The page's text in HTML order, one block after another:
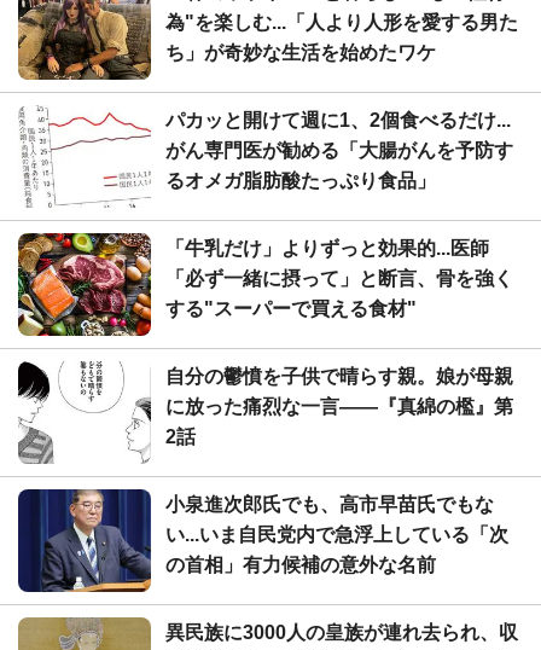
為"を楽しむ...「人より人形を愛する男た
ち」が奇妙な生活を始めたワケ
パカッと開けて週に1、2個食べるだけ...
がん専門医が勧める「大腸がんを予防す
るオメガ脂肪酸たっぷり食品」
「牛乳だけ」よりずっと効果的...医師
「必ず一緒に摂って」と断言、骨を強く
する"スーパーで買える食材"
自分の鬱憤を子供で晴らす親。娘が母親
に放った痛烈な一言――『真綿の檻』第
2話
小泉進次郎氏でも、高市早苗氏でもな
い...いま自民党内で急浮上している「次
の首相」有力候補の意外な名前
異民族に3000人の皇族が連れ去られ、収